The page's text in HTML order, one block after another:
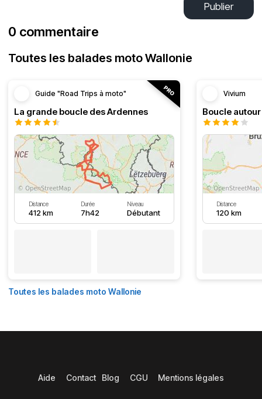
Publier
0 commentaire
Toutes les balades moto Wallonie
Guide "Road Trips à moto"
La grande boucle des Ardennes
Distance
412 km
Durée
7h42
Niveau
Débutant
Vivium
Distance
120 km
Toutes les balades moto Wallonie
Aide Contact Blog CGU Mentions légales